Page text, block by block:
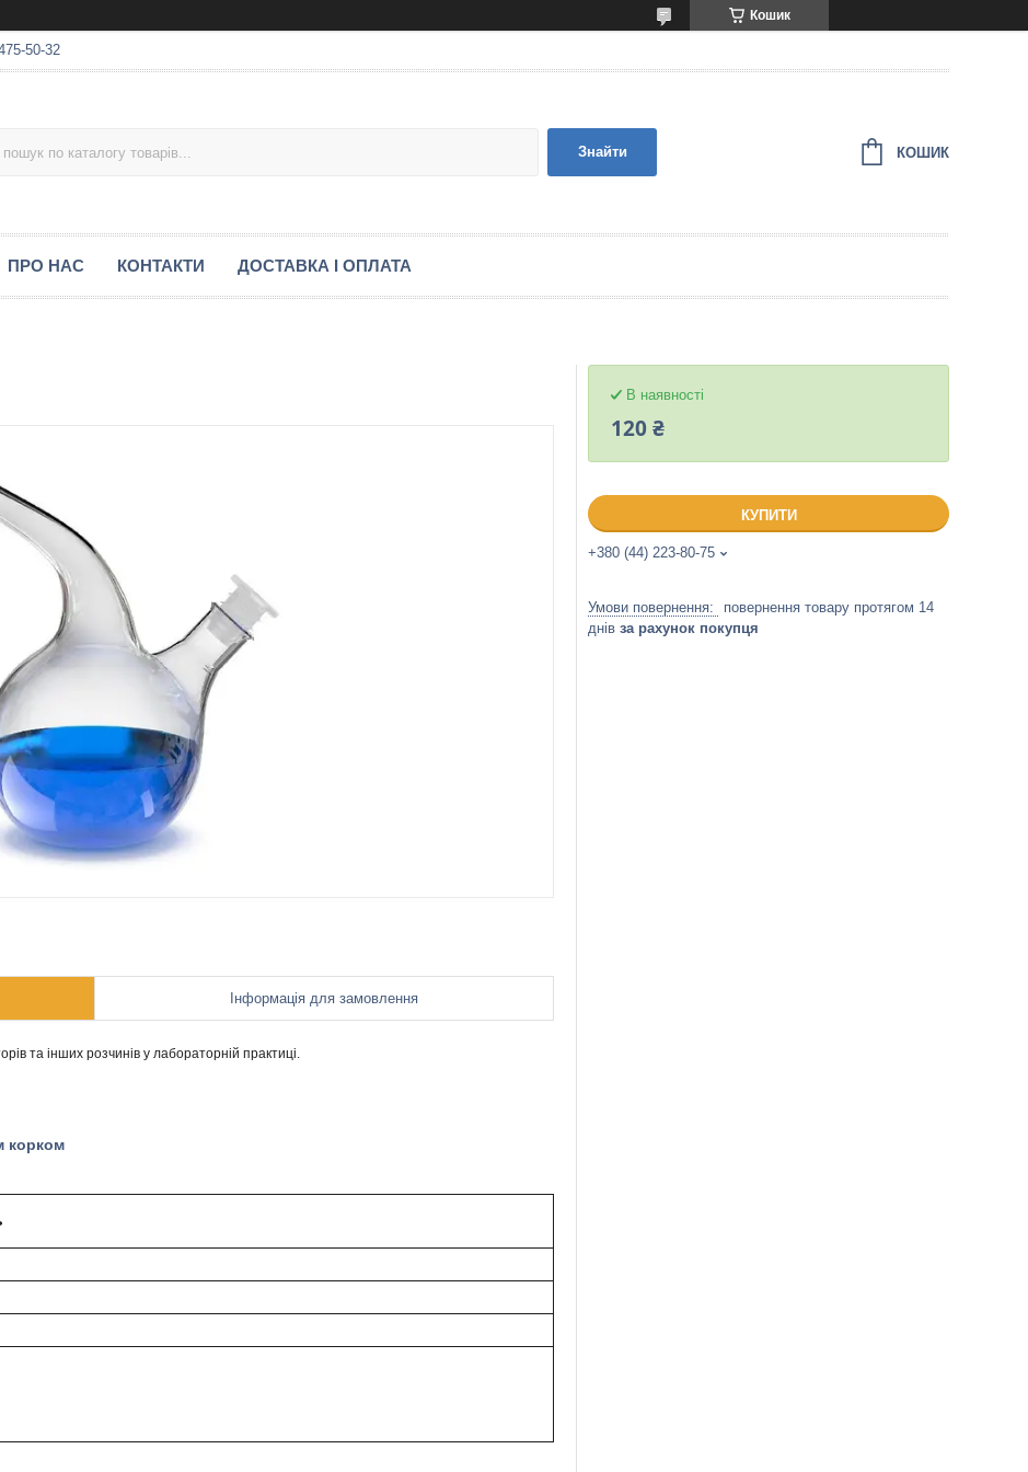
Кошик
50-32
Знайти КОШИК
ПРО НАС КОНТАКТИ ДОСТАВКА І ОПЛАТА
Інформація для замовлення
та інших розчинів у лабораторній практиці.
корком
В наявності
120 ₴
КУПИТИ
+380 (44) 223-80-75
повернення товару протягом 14
днів за рахунок покупця